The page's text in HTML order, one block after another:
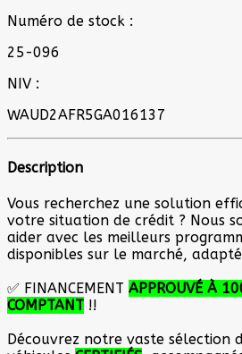
Numéro de stock :
25-096
NIV :
WAUD2AFR5GA016137
Description
Vous recherchez une solution
votre situation de crédit ? Nous
aider avec les meilleurs
disponibles sur le marché,
✅ FINANCEMENT APPROUVÉ À
COMPTANT !!
Découvrez notre vaste sélection